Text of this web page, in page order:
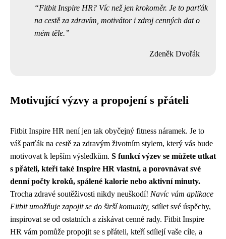
Fitbit Inspire HR? Víc než jen krokoměr. Je to parťák
na cestě za zdravím, motivátor i zdroj cenných dat o
mém těle.
Zdeněk Dvořák
Motivující výzvy a propojení s přáteli
Fitbit Inspire HR není jen tak obyčejný fitness náramek. Je to
váš parťák na cestě za zdravým životním stylem, který vás bude
motivovat k lepším výsledkům. S funkcí výzev se můžete utkat
s přáteli, kteří také Inspire HR vlastní, a porovnávat své
denní počty kroků, spálené kalorie nebo aktivní minuty.
Trocha zdravé soutěživosti nikdy neuškodí! Navíc vám aplikace
Fitbit umožňuje zapojit se do širší komunity, sdílet své úspěchy,
inspirovat se od ostatních a získávat cenné rady. Fitbit Inspire
HR vám pomůže propojit se s přáteli, kteří sdílejí vaše cíle, a